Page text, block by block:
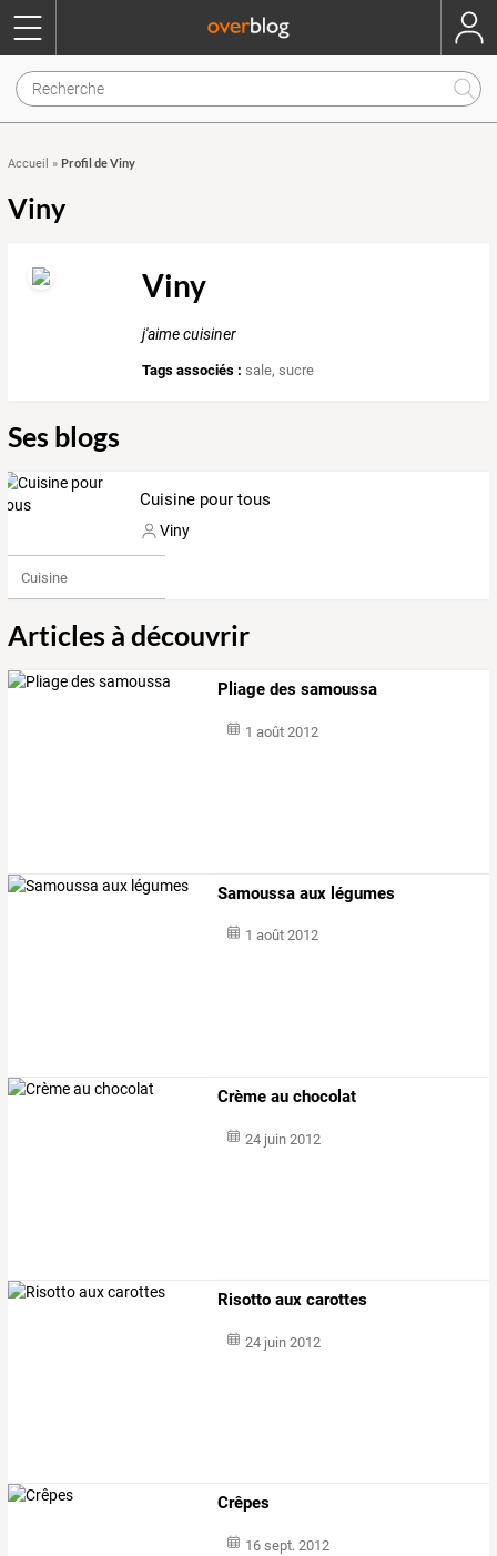
Accueil » Profil de Viny
Viny
Viny
j'aime cuisiner
Tags associés : sale,sucre
Ses blogs
Cuisine pour tous
Viny
Cuisine
Articles à découvrir
Pliage des samoussa
1 août 2012
Samoussa aux légumes
1 août 2012
Crème au chocolat
24 juin 2012
Risotto aux carottes
24 juin 2012
Crêpes
16 sept. 2012